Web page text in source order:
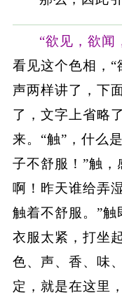
“欲见，欲闻
看见这个色相，
声两样讲了，下
了，文字上省略
来。“触”，什么
子不舒服！”触，
啊！昨天谁给弄
触着不舒服。”
衣服太紧，打坐
色、声、香、味
定，就是在这里